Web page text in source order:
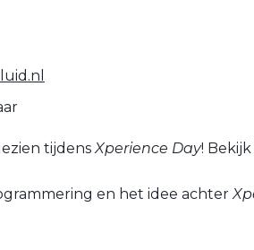
tijdensXperience Day! Bekijk
en het idee achter